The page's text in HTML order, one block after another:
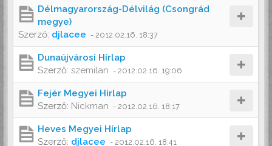
Délmagyarország-Délvilág (Csongrád
megye)
Szerző: djlacee - 2012.02.16. 18:37
Dunaújvárosi Hírlap
Szerző: szemilan - 2012.02.16. 19:06
Fejér Megyei Hírlap
Szerző: Nickman - 2012.02.16. 18:17
Heves Megyei Hírlap
Szerző: djlacee - 2012.02.16. 18:41